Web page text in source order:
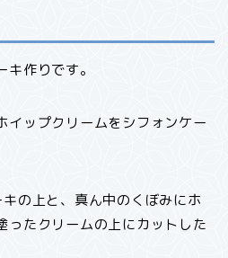
作りです。
イップクリームをシフォンケー
の上と、真ん中のくぼみにホ
ったクリームの上にカットした